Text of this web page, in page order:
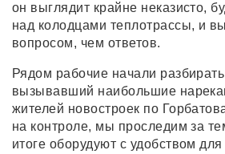
он выглядит крайне неказисто,
над колодцами теплотрассы, и
вопросом, чем ответов.
Рядом рабочие начали разбирать
вызывавший наибольшие
жителей новостроек по
на контроле, мы проследим за
итоге оборудуют с удобством